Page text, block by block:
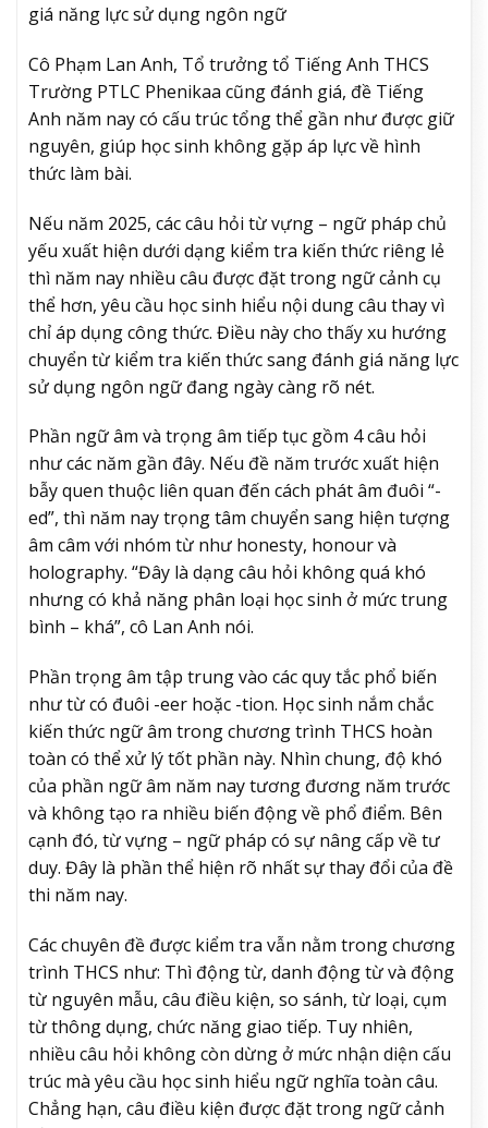
giá năng lực sử dụng ngôn ngữ
Cô Phạm Lan Anh, Tổ trưởng tổ Tiếng Anh THCS
Trường PTLC Phenikaa cũng đánh giá, đề Tiếng
Anh năm nay có cấu trúc tổng thể gần như được giữ
nguyên, giúp học sinh không gặp áp lực về hình
thức làm bài.
Nếu năm 2025, các câu hỏi từ vựng – ngữ pháp chủ
yếu xuất hiện dưới dạng kiểm tra kiến thức riêng lẻ
thì năm nay nhiều câu được đặt trong ngữ cảnh cụ
thể hơn, yêu cầu học sinh hiểu nội dung câu thay vì
chỉ áp dụng công thức. Điều này cho thấy xu hướng
chuyển từ kiểm tra kiến thức sang đánh giá năng lực
sử dụng ngôn ngữ đang ngày càng rõ nét.
Phần ngữ âm và trọng âm tiếp tục gồm 4 câu hỏi
như các năm gần đây. Nếu đề năm trước xuất hiện
bẫy quen thuộc liên quan đến cách phát âm đuôi “-
ed”, thì năm nay trọng tâm chuyển sang hiện tượng
âm câm với nhóm từ như honesty, honour và
holography. “Đây là dạng câu hỏi không quá khó
nhưng có khả năng phân loại học sinh ở mức trung
bình – khá”, cô Lan Anh nói.
Phần trọng âm tập trung vào các quy tắc phổ biến
như từ có đuôi -eer hoặc -tion. Học sinh nắm chắc
kiến thức ngữ âm trong chương trình THCS hoàn
toàn có thể xử lý tốt phần này. Nhìn chung, độ khó
của phần ngữ âm năm nay tương đương năm trước
và không tạo ra nhiều biến động về phổ điểm. Bên
cạnh đó, từ vựng – ngữ pháp có sự nâng cấp về tư
duy. Đây là phần thể hiện rõ nhất sự thay đổi của đề
thi năm nay.
Các chuyên đề được kiểm tra vẫn nằm trong chương
trình THCS như: Thì động từ, danh động từ và động
từ nguyên mẫu, câu điều kiện, so sánh, từ loại, cụm
từ thông dụng, chức năng giao tiếp. Tuy nhiên,
nhiều câu hỏi không còn dừng ở mức nhận diện cấu
trúc mà yêu cầu học sinh hiểu ngữ nghĩa toàn câu.
Chẳng hạn, câu điều kiện được đặt trong ngữ cảnh